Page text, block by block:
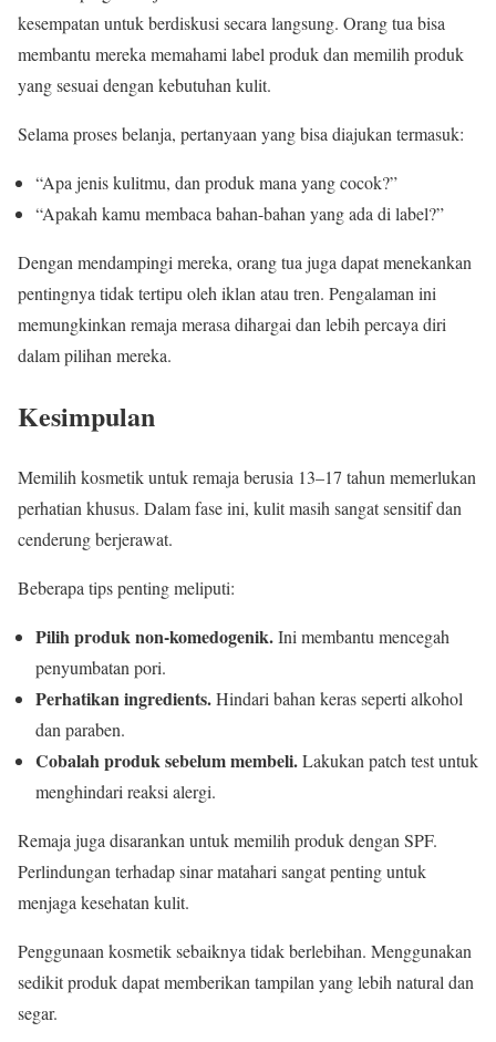
kesempatan untuk berdiskusi secara langsung. Orang tua bisa
membantu mereka memahami label produk dan memilih produk
yang sesuai dengan kebutuhan kulit.
Selama proses belanja, pertanyaan yang bisa diajukan termasuk:
“Apa jenis kulitmu, dan produk mana yang cocok?”
“Apakah kamu membaca bahan-bahan yang ada di label?”
Dengan mendampingi mereka, orang tua juga dapat menekankan
pentingnya tidak tertipu oleh iklan atau tren. Pengalaman ini
memungkinkan remaja merasa dihargai dan lebih percaya diri
dalam pilihan mereka.
Kesimpulan
Memilih kosmetik untuk remaja berusia 13–17 tahun memerlukan
perhatian khusus. Dalam fase ini, kulit masih sangat sensitif dan
cenderung berjerawat.
Beberapa tips penting meliputi:
Pilih produk non-komedogenik.Ini membantu mencegah
penyumbatan pori.
Perhatikan ingredients.Hindari bahan keras seperti alkohol
dan paraben.
Cobalah produk sebelum membeli.Lakukan patch test untuk
menghindari reaksi alergi.
Remaja juga disarankan untuk memilih produk dengan SPF.
Perlindungan terhadap sinar matahari sangat penting untuk
menjaga kesehatan kulit.
Penggunaan kosmetik sebaiknya tidak berlebihan. Menggunakan
sedikit produk dapat memberikan tampilan yang lebih natural dan
segar.